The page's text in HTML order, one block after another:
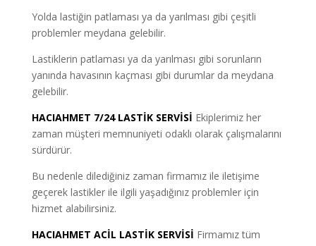
Yolda lastiğin patlaması ya da yarılması gibi çeşitli
problemler meydana gelebilir.
Lastiklerin patlaması ya da yarılması gibi sorunların
yanında havasının kaçması gibi durumlar da meydana
gelebilir.
HACIAHMET 7/24 LASTİK SERVİSİ Ekiplerimiz her
zaman müşteri memnuniyeti odaklı olarak çalışmalarını
sürdürür.
Bu nedenle dilediğiniz zaman firmamız ile iletişime
geçerek lastikler ile ilgili yaşadığınız problemler için
hizmet alabilirsiniz.
HACIAHMET ACİL LASTİK SERVİSİ Firmamız tüm